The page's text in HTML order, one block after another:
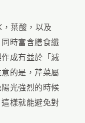
葉酸，以及
時富含膳食纖
成有益於「減
的是，芹菜屬
光強烈的時候
樣就能避免對